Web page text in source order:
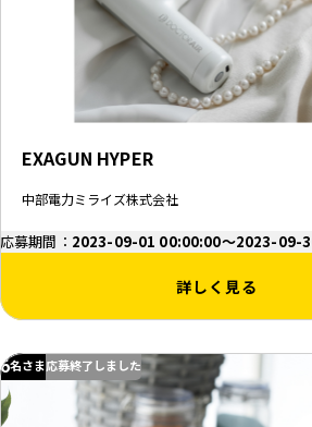
EXAGUN HYPER
中部電力ミライズ株式会社
応募期間： 2023-09-01 00:00:00～2023-09-
詳しく見る
6名さま応募終了しました